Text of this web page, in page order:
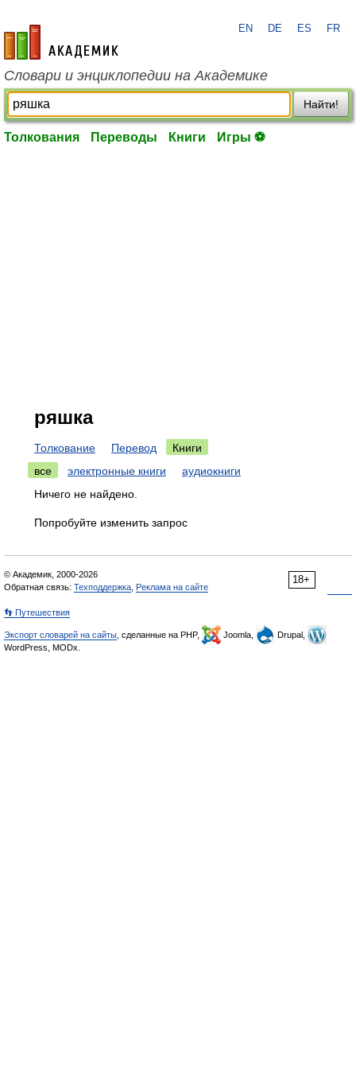
academic.ru
EN DE ES FR
Словари и энциклопедии на Академике
Найти!
Толкования Переводы Книги Игры ⚽
ряшка
Толкование Перевод
Книги
все
электронные книги
аудиокниги
Ничего не найдено.
Попробуйте изменить запрос
18+
© Академик, 2000-2026
Обратная связь: Техподдержка Реклама на сайте
👣 Путешествия
Экспорт словарей на сайты , сделанные на PHP, Joomla,
Drupal,
WordPress, MODx.